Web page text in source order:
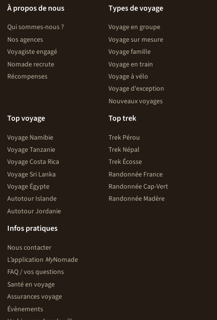
À propos de nous
Qui sommes-nous ?
Nos agences
Voyagiste engagé
Nomade recrute
Récompenses
Types de voyage
Voyage en groupe
Voyage sur mesure
Voyage famille
Voyage en train
Voyage à vélo
Voyage d'exception
Nouveaux voyages
Top voyage
Voyage Namibie
Voyage Tanzanie
Voyage Costa Rica
Voyage Sri Lanka
Voyage Égypte
Autotour Islande
Autotour Jordanie
Top trek
Trek Pérou
Trek Népal
Trek Écosse
Randonnée France
Randonnée Cap-Vert
Randonnée Madère
Infos pratiques
Nous contacter
L’application MyNomade
FAQ / vos questions
Santé en voyage
Assurances voyage
Évènements